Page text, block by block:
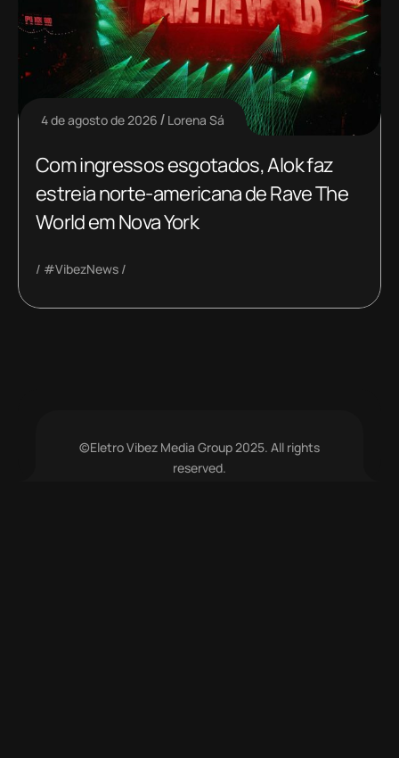
4 de agosto de 2026 Lorena Sá
Com ingressos esgotados, Alok faz
estreia norte-americana de Rave The
World em Nova York
#VibezNews
©Eletro Vibez Media Group 2025. All rights
reserved.